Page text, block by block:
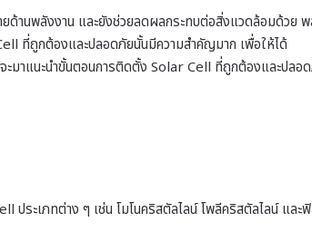
ยด้านพลังงาน และยังช่วยลดผลกระทบต่อสิ่งแวดล้อมด้วย
ที่ถูกต้องและปลอดภัยนั้นมีความสำคัญมาก เพื่อให้ได้
ะมาแนะนำขั้นตอนการติดตั้ง Solar Cell ที่ถูกต้องและปลอ
ระเภทต่าง ๆ เช่น โมโนคริสตัลไลน์ โพลีคริสตัลไลน์ และ